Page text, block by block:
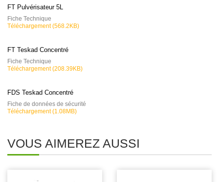
FT Pulvérisateur 5L
Fiche Technique
Téléchargement (568.2KB)
FT Teskad Concentré
Fiche Technique
Téléchargement (208.39KB)
FDS Teskad Concentré
Fiche de données de sécurité
Téléchargement (1.08MB)
VOUS AIMEREZ AUSSI